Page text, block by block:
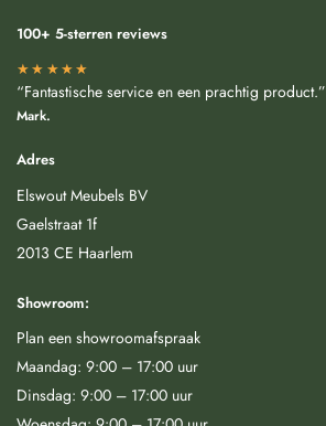
100+ 5-sterren reviews
★★★★★
“Fantastische service en een prachtig product.”
Mark.
Adres
Elswout Meubels BV
Gaelstraat 1f
2013 CE Haarlem
Showroom:
Plan een showroomafspraak
Maandag: 9:00 – 17:00 uur
Dinsdag: 9:00 – 17:00 uur